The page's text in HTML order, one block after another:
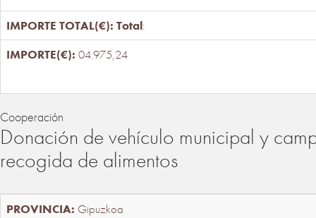
Total:
04.975,24
Cooperación
Donación de vehículo municipal y
recogida de alimentos
Gipuzkoa